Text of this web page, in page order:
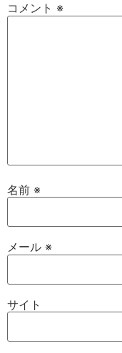
コメント ※
名前 ※
メール ※
サイト